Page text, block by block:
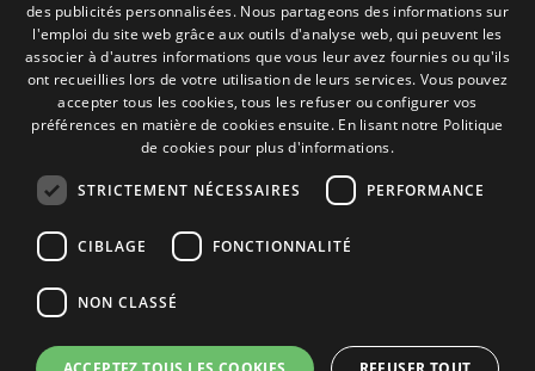
Contact
Camino de los Huertos, S/N. Apdo 100
50620 - Casetas (Zaragoza) SPAIN
+(34) 976 462 121
FRENCH
ITALIAN
PORTUGUESE
des publicités personnalisées. Nous partageons des informations sur
l'emploi du site web grâce aux outils d'analyse web, qui peuvent les
associer à d'autres informations que vous leur avez fournies ou qu'ils
ont recueillies lors de votre utilisation de leurs services. Vous pouvez
accepter tous les cookies, tous les refuser ou configurer vos
préférences en matière de cookies ensuite. En lisant notre Politique
de cookies pour plus d'informations.
STRICTEMENT NÉCESSAIRES PERFORMANCE
CIBLAGE FONCTIONNALITÉ
NON CLASSÉ